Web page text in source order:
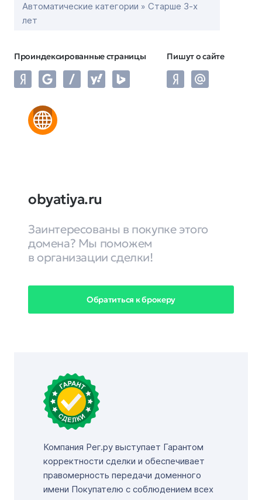
Автоматические категории » Старше 3-х
лет
Проиндексированные страницы Пишут о сайте
obyatiya.ru
Заинтересованы в покупке этого
домена? Мы поможем
в организации сделки!
Обратиться к брокеру
Компания Рег.ру выступает Гарантом
корректности сделки и обеспечивает
правомерность передачи доменного
имени Покупателю с соблюдением всех